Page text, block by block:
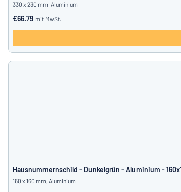
330 x 230 mm, Aluminium
€66.79 mit MwSt.
Hausnummernschild - Dunkelgrün - Aluminium -
160 x 160 mm, Aluminium